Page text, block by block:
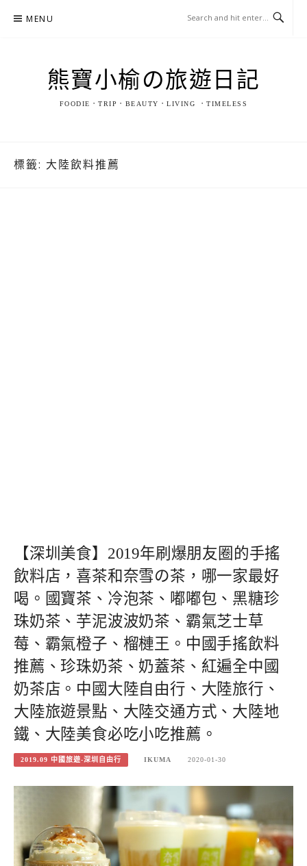
MENU
熊寶小榆の旅遊日記
FOODIE．TRIP．BEAUTY．LIVING ．TIMELESS
標籤: 大陸飲料推薦
【深圳美食】2019年刷爆朋友圈的手搖
飲料店，喜茶和奈雪の茶，哪一家最好
喝。國寶茶、冷泡茶、嘟嘟包、黑糖珍
珠奶茶、芋泥波波奶茶、霸氣芝士草
莓、霸氣橙子、榴槤王。中國手搖飲料
推薦、珍珠奶茶、奶蓋茶、紅遍全中國
奶茶店。中國大陸自由行、大陸旅行、
大陸旅遊景點、大陸交通方式、大陸地
鐵、大陸美食必吃小吃推薦。
2019.09 中國旅遊-深圳自由行 IKUMA 2020-01-30